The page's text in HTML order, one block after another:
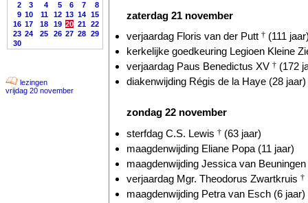
2
3 4 5 6 7
8
9 10 11 12 13 14 15
16 17 18 19 20 21 22
23 24 25 26 27 28 29
30
lezingen
vrijdag 20 november
zaterdag 21 november
verjaardag Floris van der Putt † (111
kerkelijke goedkeuring Legioen Kleine
verjaardag Paus Benedictus XV † (172
diakenwijding Régis de la Haye (28 jaar)
zondag 22 november
sterfdag C.S. Lewis † (63 jaar)
maagdenwijding Eliane Popa (11 jaar)
maagdenwijding Jessica van
verjaardag Mgr. Theodorus Zwartkruis †
maagdenwijding Petra van Esch (6 jaar)